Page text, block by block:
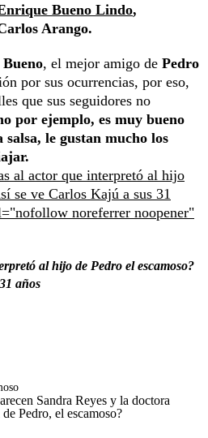
Bueno Lindo,
Arango.
, el mejor amigo de Pedro
por sus ocurrencias, por eso,
que sus seguidores no
por ejemplo, es muy bueno
salsa, le gustan mucho los
al actor que interpretó al hijo
se ve Carlos Kajú a sus 31
noreferrer noopener"
al hijo de Pedro el escamoso?
años
Sandra Reyes y la doctora
Pedro, el escamoso?